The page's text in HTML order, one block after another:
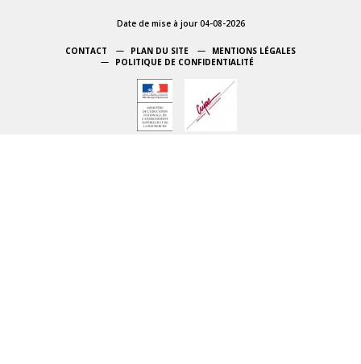
Date de mise à jour 04-08-2026
CONTACT PLAN DU SITE
MENTIONS LÉGALES
POLITIQUE DE CONFIDENTIALITÉ